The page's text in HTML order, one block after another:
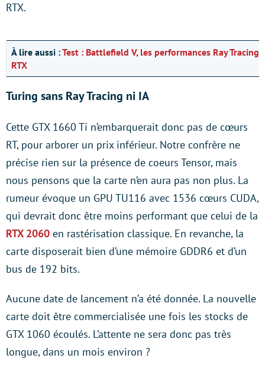
RTX.
À lire aussi :Test : Battlefield V, les performances Ray Tracing
RTX
Turing sans Ray Tracing ni IA
Cette GTX 1660 Ti n’embarquerait donc pas de cœurs
RT, pour arborer un prix inférieur. Notre confrère ne
précise rien sur la présence de coeurs Tensor, mais
nous pensons que la carte n’en aura pas non plus. La
rumeur évoque un GPU TU116 avec 1536 cœurs CUDA,
qui devrait donc être moins performant que celui de la
RTX 2060 en rastérisation classique. En revanche, la
carte disposerait bien d’une mémoire GDDR6 et d’un
bus de 192 bits.
Aucune date de lancement n’a été donnée. La nouvelle
carte doit être commercialisée une fois les stocks de
GTX 1060 écoulés. L’attente ne sera donc pas très
longue, dans un mois environ ?